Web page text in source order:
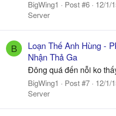
BigWing1 Post #6 12/1/
Server
B
Loạn Thế Anh Hùng -
Nhận Thả Ga
Đông quá đến nỗi ko
BigWing1 Post #7 12/1/
Server